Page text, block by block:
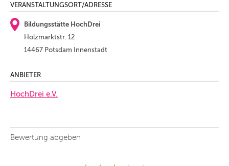
VERANSTALTUNGSORT/ADRESSE
Bildungsstätte HochDrei
Holzmarktstr. 12
14467 Potsdam Innenstadt
ANBIETER
HochDrei e.V.
Bewertung abgeben